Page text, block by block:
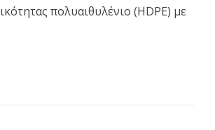
πολυαιθυλένιο (HDPE) με